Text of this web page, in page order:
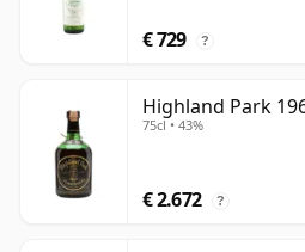
€ 729 ?
Highland Park
75cl • 43%
€ 2.672 ?